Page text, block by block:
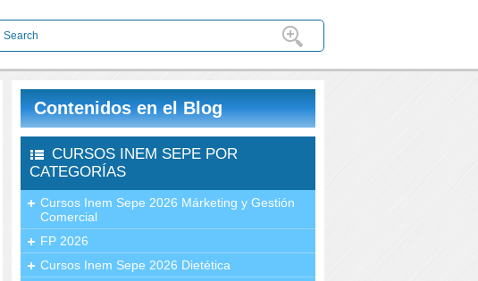
Contenidos en el Blog
CURSOS INEM SEPE POR
CATEGORÍAS
Cursos Inem Sepe 2026 Márketing y Gestión
Comercial
FP 2026
Cursos Inem Sepe 2026 Dietética